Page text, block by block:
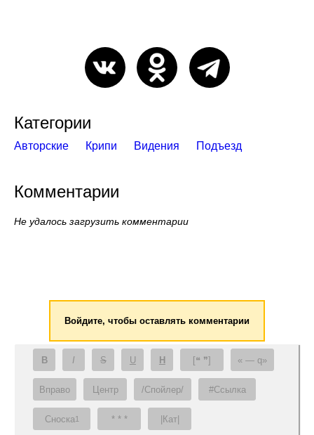
Категории
Авторские Крипи Видения Подъезд
Комментарии
Не удалось загрузить комментарии
Войдите, чтобы оставлять комментарии
B I S U H [❝ ❞] — q
Вправо Центр /Спойлер/ #Ссылка
Сноска1 * * * |Кат|